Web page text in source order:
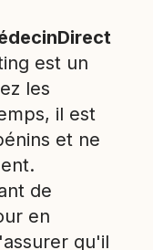
est un
les
il est
et ne
de
en
qu'il